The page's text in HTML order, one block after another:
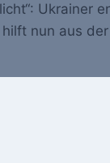
Ukrainer
nun aus der